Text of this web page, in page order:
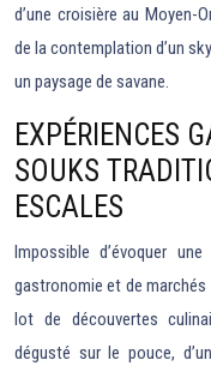
d’une croisière au Moyen-
de la contemplation d’un
un paysage de savane.
EXPÉRIENCES
SOUKS
ESCALES
Impossible d’évoquer
gastronomie et de
lot de découvertes
dégusté sur le pouce,